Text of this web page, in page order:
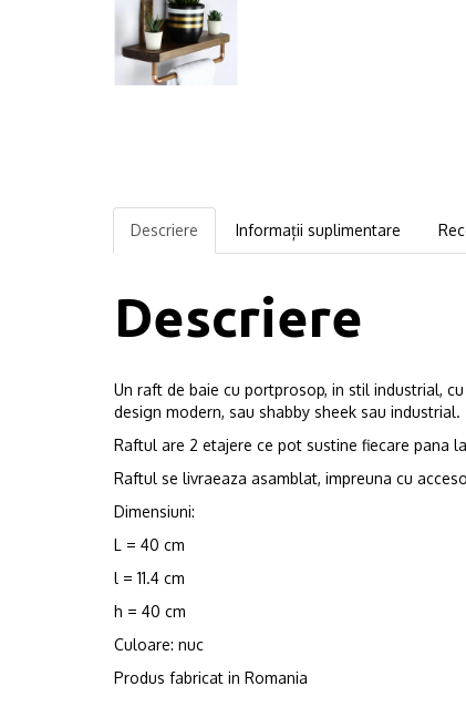
Descriere Informații suplimentare
Descriere
Un raft de baie cu portprosop, in stil industrial,
design modern, sau shabby sheek sau industrial.
Raftul are 2 etajere ce pot sustine fiecare pana
Raftul se livraeaza asamblat, impreuna cu
Dimensiuni:
L = 40 cm
l = 11.4 cm
h = 40 cm
Culoare: nuc
Produs fabricat in Romania